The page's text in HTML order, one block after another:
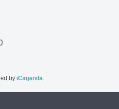
by iCagenda